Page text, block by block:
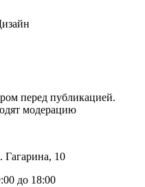
перед публикацией.
модерацию
Гагарина, 10
до 18:00